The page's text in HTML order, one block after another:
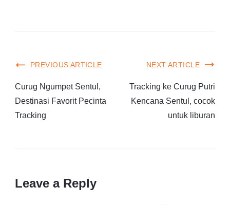
PREVIOUS ARTICLE
Curug Ngumpet Sentul,
Destinasi Favorit Pecinta
Tracking
NEXT ARTICLE
Tracking ke Curug Putri
Kencana Sentul, cocok
untuk liburan
Leave a Reply